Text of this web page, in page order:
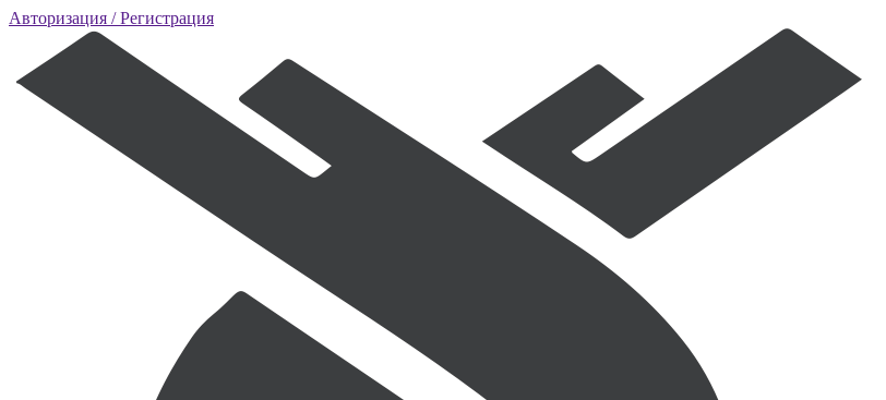
Авторизация / Регистрация